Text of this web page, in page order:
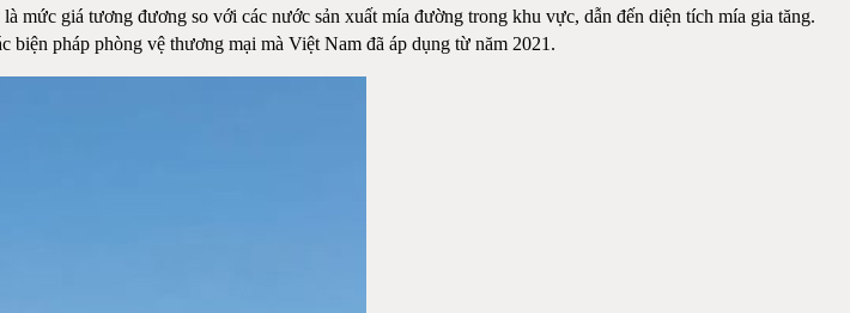
giá tương đương so với các nước sản xuất mía đường trong khu vực, dẫn đến diện tích mía gia tăng.
pháp phòng vệ thương mại mà Việt Nam đã áp dụng từ năm 2021.